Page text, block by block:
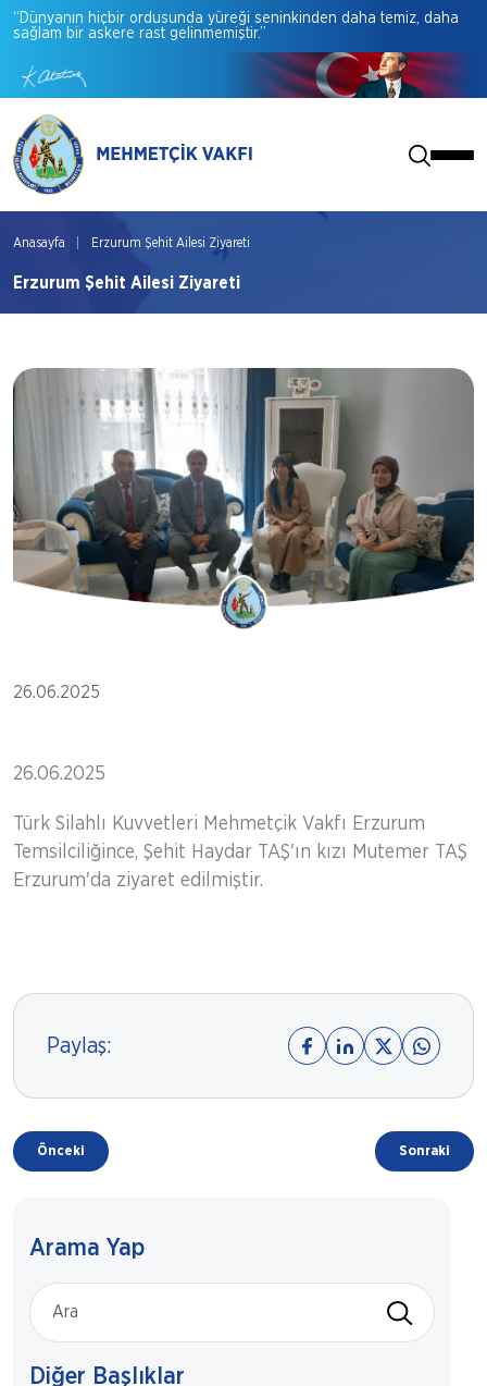
“Dünyanın hiçbir ordusunda yüreği seninkinden daha temiz, daha
sağlam bir askere rast gelinmemiştir.”
Anasayfa Erzurum Şehit Ailesi Ziyareti
Erzurum Şehit Ailesi Ziyareti
26.06.2025
26.06.2025
Türk Silahlı Kuvvetleri Mehmetçik Vakfı Erzurum
Temsilciliğince, Şehit Haydar TAŞ'ın kızı Mutemer TAŞ
Erzurum'da ziyaret edilmiştir.
Paylaş:
Önceki Sonraki
Arama Yap
Diğer Başlıklar